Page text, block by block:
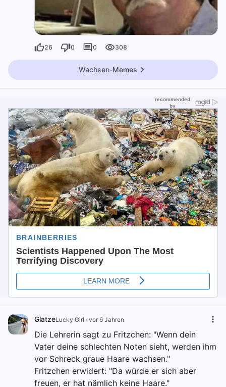
26 0 0 308
Wachsen-Memes
GlatzeLucky Girl · vor 6 Jahren
Die Lehrerin sagt zu Fritzchen: "Wenn dein
Vater deine schlechten Noten sieht, werden ihm
vor Schreck graue Haare wachsen."
Fritzchen erwidert: "Da würde er sich aber
freuen, er hat nämlich keine Haare."